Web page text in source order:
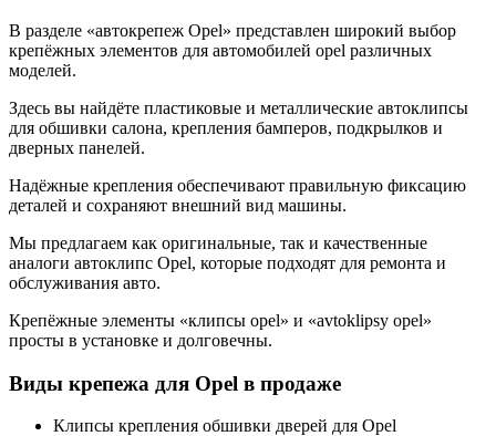
В разделе «автокрепеж Opel» представлен широкий выбор
крепёжных элементов для автомобилей opel различных
моделей.
Здесь вы найдёте пластиковые и металлические автоклипсы
для обшивки салона, крепления бамперов, подкрылков и
дверных панелей.
Надёжные крепления обеспечивают правильную фиксацию
деталей и сохраняют внешний вид машины.
Мы предлагаем как оригинальные, так и качественные
аналоги автоклипс Opel, которые подходят для ремонта и
обслуживания авто.
Крепёжные элементы «клипсы opel» и «avtoklipsy opel»
просты в установке и долговечны.
Виды крепежа для Opel в продаже
Клипсы крепления обшивки дверей для Opel